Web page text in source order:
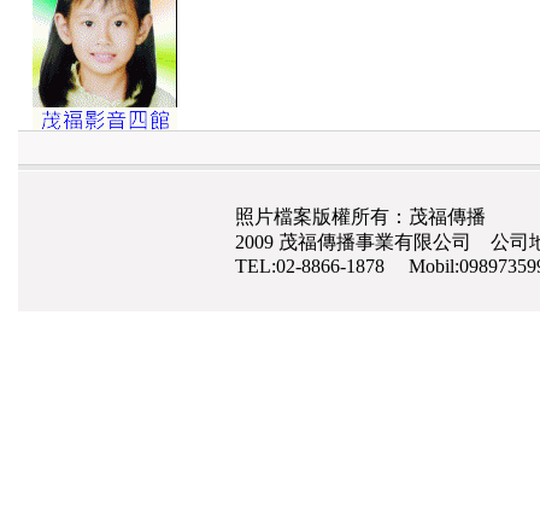
照片檔案版權所有：茂福傳播
2009 茂福傳播事業有限公司 公司
TEL:02-8866-1878